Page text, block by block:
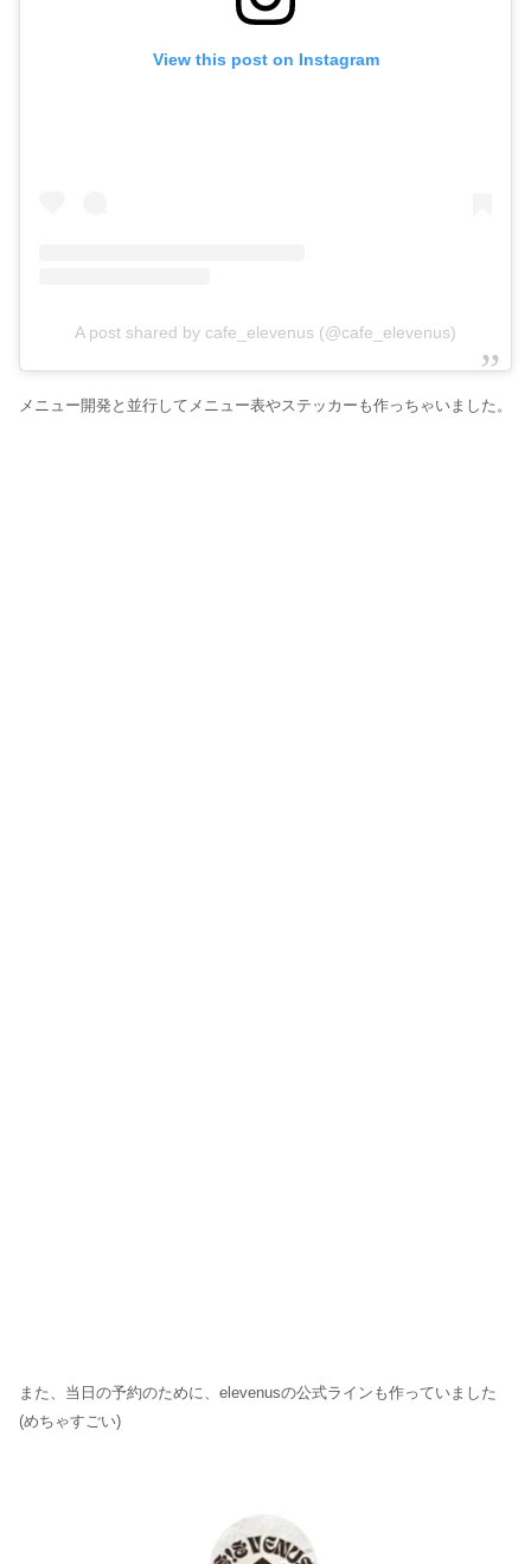
View this post on Instagram
A post shared by cafe_elevenus (@cafe_elevenus)
メニュー開発と並行してメニュー表やステッカーも作っちゃいました。
また、当日の予約のために、elevenusの公式ラインも作っていました
(めちゃすごい)